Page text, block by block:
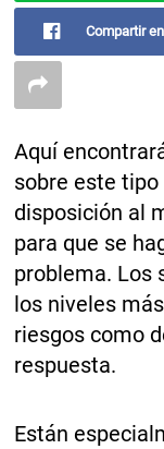
Compartir
Aquí
sobre este tipo
disposición al
para que se
problema. Los
los niveles
riesgos como
respuesta.
Están